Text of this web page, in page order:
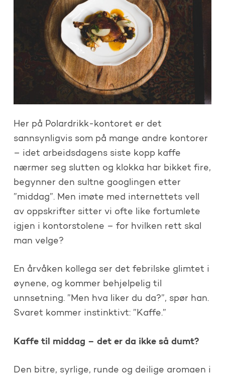
Her på Polardrikk-kontoret er det
sannsynligvis som på mange andre kontorer
– idet arbeidsdagens siste kopp kaffe
nærmer seg slutten og klokka har bikket fire,
begynner den sultne googlingen etter
”middag”. Men imøte med internettets vell
av oppskrifter sitter vi ofte like fortumlete
igjen i kontorstolene – for hvilken rett skal
man velge?
En årvåken kollega ser det febrilske glimtet i
øynene, og kommer behjelpelig til
unnsetning. ”Men hva liker du da?”, spør han.
Svaret kommer instinktivt: ”Kaffe.”
Kaffe til middag – det er da ikke så dumt?
Den bitre, syrlige, runde og deilige aromaen i